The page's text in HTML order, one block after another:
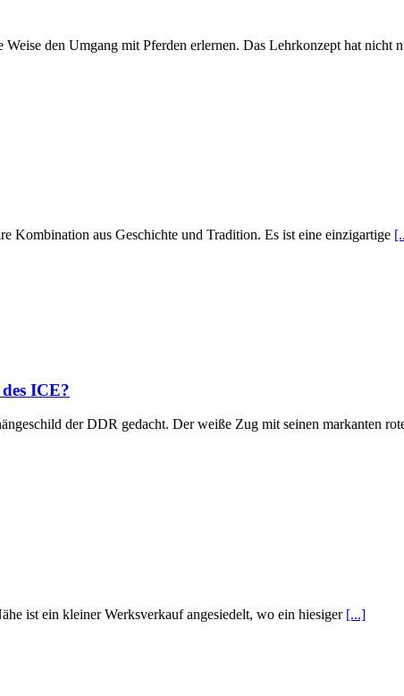
den Umgang mit Pferden erlernen. Das Lehrkonzept hat nicht
Kombination aus Geschichte und Tradition. Es ist eine einzigartige
ICE?
der DDR gedacht. Der weiße Zug mit seinen markanten
ist ein kleiner Werksverkauf angesiedelt, wo ein hiesiger [...]